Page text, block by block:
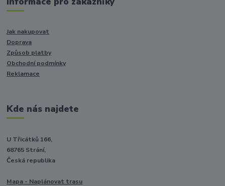
Jak nakupovat
Doprava
Způsob platby
Obchodní podmínky
Reklamace
Kde nás najdete
U Třicátků 166,
68765 Strání,
Česká republika
Mapa - Naplánovat trasu